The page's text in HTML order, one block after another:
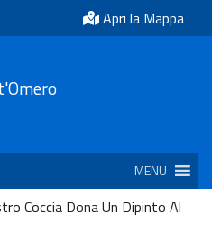
Apri la Mappa
MENU
Coccia Dona Un Dipinto Al